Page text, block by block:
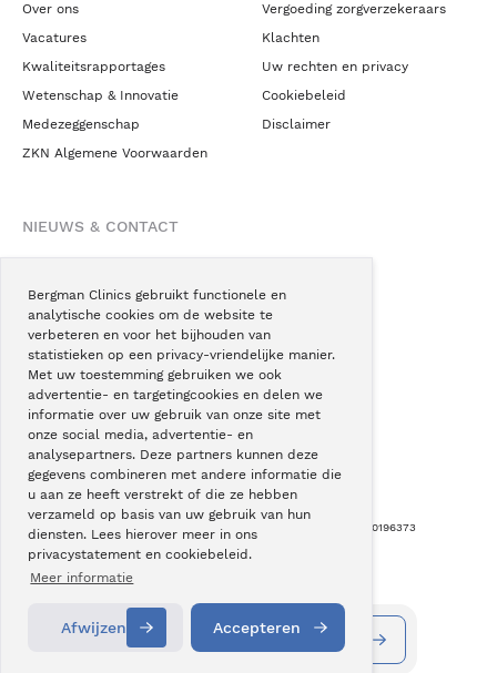
Bergman Clinics gebruikt functionele en
analytische cookies om de website te
verbeteren en voor het bijhouden van
statistieken op een privacy-vriendelijke manier.
Met uw toestemming gebruiken we ook
advertentie- en targetingcookies en delen we
informatie over uw gebruik van onze site met
onze social media, advertentie- en
analysepartners. Deze partners kunnen deze
gegevens combineren met andere informatie die
u aan ze heeft verstrekt of die ze hebben
verzameld op basis van uw gebruik van hun
diensten. Lees hierover meer in ons
privacystatement en cookiebeleid.
Meer informatie
Afwijzen Accepteren
Over ons
Vacatures
Kwaliteitsrapportages
Wetenschap & Innovatie
Medezeggenschap
ZKN Algemene Voorwaarden
Vergoeding zorgverzekeraars
Klachten
Uw rechten en privacy
Cookiebeleid
Disclaimer
NIEUWS & CONTACT
Blogs
Podcast
Pressroom
Instagram
Facebook
LinkedIn
Copyright © Bergman Clinics 2026 KVK nummer: 30196373
Alle behandelingen